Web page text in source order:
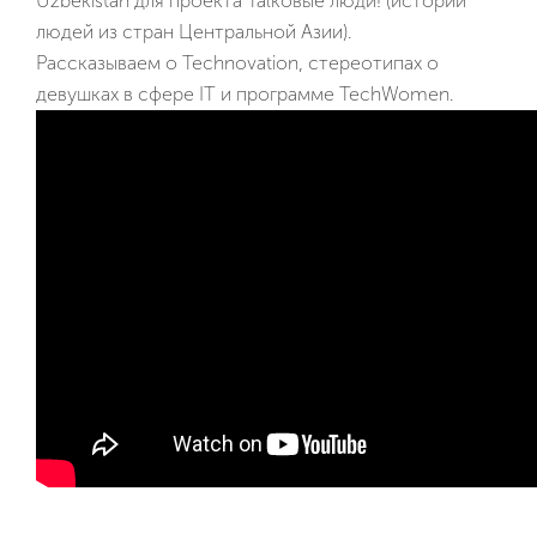
людей из стран Центральной Азии).
Рассказываем о Technovation, стереотипах о
девушках в сфере IT и программе TechWomen.